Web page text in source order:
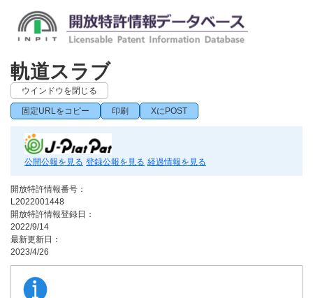
軌道スラブ
ウインドウを閉じる
固定URLをコピー 印刷 XにPOST
公開公報を見る 登録公報を見る 経過情報を見る
開放特許情報番号：
L2022001448
開放特許情報登録日：
2022/9/14
最新更新日：
2023/4/26